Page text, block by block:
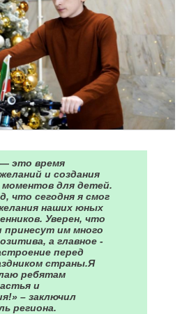
это время
и создания
для детей.
что сегодня я смог
наших юных
Уверен, что
принесут им много
а главное -
перед
страны.Я
ребятам
и
– заключил
региона.